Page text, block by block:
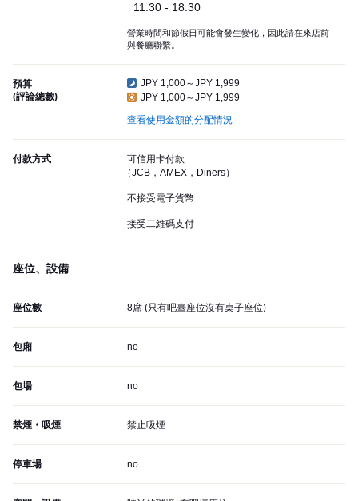
11:30 - 18:30
營業時間和節假日可能會發生變化，因此請在來店前
與餐廳聯繫。
預算
(評論總數)
JPY 1,000～JPY 1,999
JPY 1,000～JPY 1,999
查看使用金額的分配情況
付款方式
可信用卡付款
（JCB，AMEX，Diners）
不接受電子貨幣
接受二維碼支付
座位、設備
座位數 8席 (只有吧臺座位沒有桌子座位)
包廂 no
包場 no
禁煙・吸煙 禁止吸煙
停車場 no